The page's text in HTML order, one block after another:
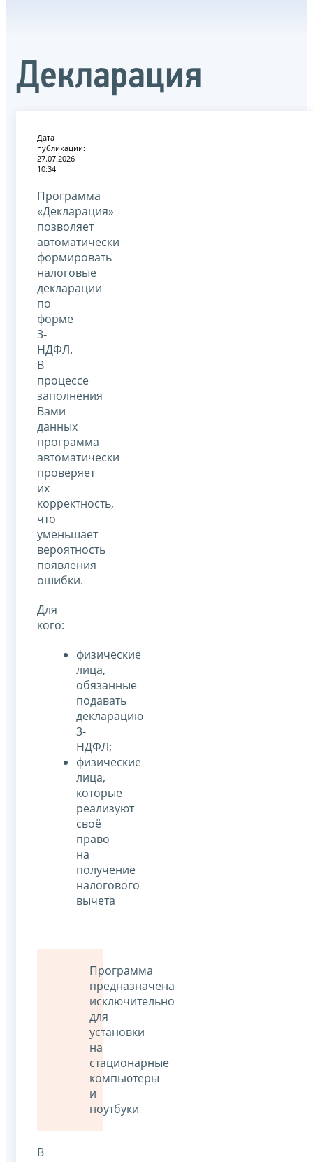
Декларация
Дата
публикации:
27.07.2026
10:34
Программа
«Декларация»
позволяет
автоматически
формировать
налоговые
декларации
по
форме
3-
НДФЛ.
В
процессе
заполнения
Вами
данных
программа
автоматически
проверяет
их
корректность,
что
уменьшает
вероятность
появления
ошибки.
Для
кого:
физические
лица,
обязанные
подавать
декларацию
3-
НДФЛ;
физические
лица,
которые
реализуют
своё
право
на
получение
налогового
вычета
Программа
предназначена
исключительно
для
установки
на
стационарные
компьютеры
и
ноутбуки
В